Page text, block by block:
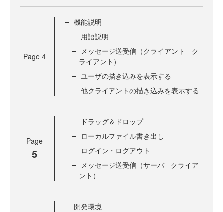
Page 4
機能説明
用語説明
メッセージ送受信（クライアント - ク
ライアント）
ユーザの描き込みを表示する
他クライアントの描き込みを表示する
Page
5
ドラッグ＆ドロップ
ローカルファイル書き出し
ログイン・ログアウト
メッセージ送受信（サーバ - クライア
ント）
開発環境